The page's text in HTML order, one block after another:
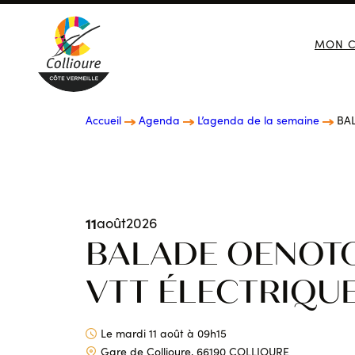
MON
10 BONNES RAISONS DE
IMMERSION CULTURELLE
LES EXPOSITIONS
GASTRONOMIE
Accueil Agenda L’agenda de la semaine
11août2026
BALADE
VTT
Le mardi 11 août à 09h15
Gare de Collioure, 66190 COLLIOURE